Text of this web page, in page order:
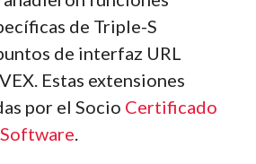
de Triple-S
de interfaz URL
Estas extensiones
por el Socio Certificado
.